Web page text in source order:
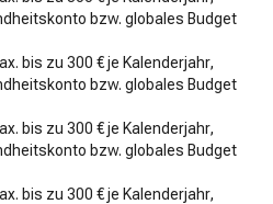
bzw. globales Budget
bis zu 300 € je Kalenderjahr,
bzw. globales Budget
bis zu 300 € je Kalenderjahr,
bzw. globales Budget
bis zu 300 € je Kalenderjahr,